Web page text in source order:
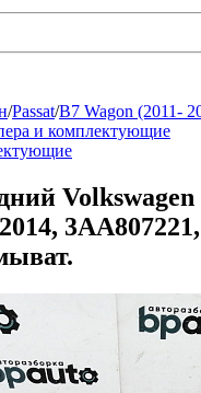
/Passat/B7 Wagon (2011-
и комплектующие
Volkswagen